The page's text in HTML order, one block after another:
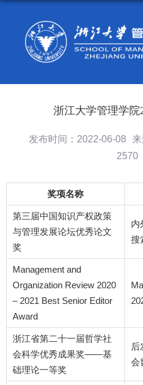
浙江大学管理学院
发布时间：2022-06-08
2570
奖项名称
第三届中国知识产权政策
与管理发展论坛优秀论文
奖
内
搜
Management and
Organization Review 2020
– 2021 Best Senior Editor
Award
浙江省第二十一届哲学社
会科学优秀成果奖——基
础理论一等奖
会